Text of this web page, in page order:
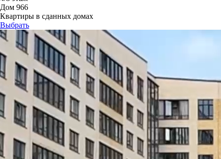
Дом 966
Квартиры в сданных домах
Выбрать